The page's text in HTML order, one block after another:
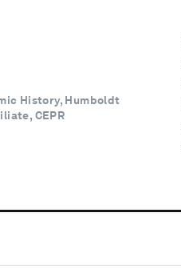
History, Humboldt
CEPR